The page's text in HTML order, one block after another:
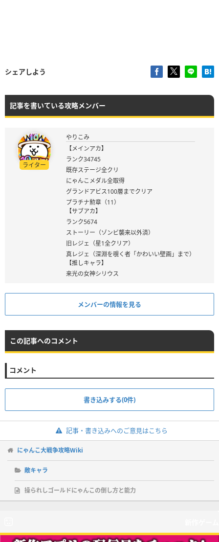
シェアしよう
記事を書いている攻略メンバー
ライター
やりこみ
【メインアカ】
ランク34745
既存ステージ全クリ
にゃんこメダル全取得
グランドアビス100層までクリア
プラチナ勲章（11）
【サブアカ】
ランク5674
ストーリー（ゾンビ襲来以外済）
旧レジェ（星1全クリア）
真レジェ（深淵を覗く者「かわいい壁画」まで）
【推しキャラ】
来光の女神シリウス
メンバーの情報を見る
この記事へのコメント
コメント
書き込みする(0件)
記事・書き込みへのご意見はこちら
にゃんこ大戦争攻略Wiki
敵キャラ
操られしゴールドにゃんこの倒し方と能力